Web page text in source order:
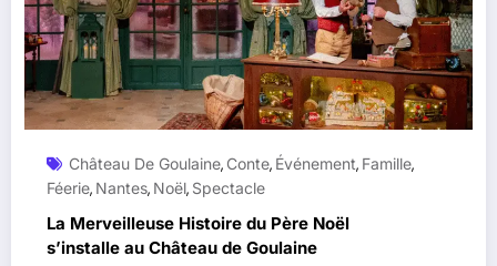
Château De Goulaine, Conte, Événement, Famille,
Féerie, Nantes, Noël, Spectacle
La Merveilleuse Histoire du Père Noël
s’installe au Château de Goulaine